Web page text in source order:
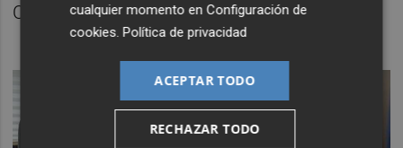
Oportunidad.cualquier momento enConfiguración de
cookies.Política de privacidad
ACEPTAR TODO
RECHAZAR TODO